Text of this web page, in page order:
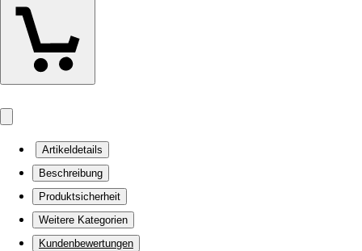
Artikeldetails
Beschreibung
Produktsicherheit
Weitere Kategorien
Kundenbewertungen